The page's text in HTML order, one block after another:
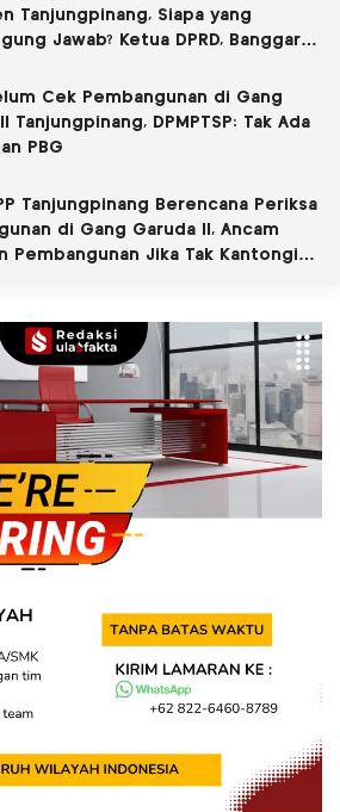
Tanjungpinang, Siapa yang
Jawab? Ketua DPRD, Banggar
DPRD?
Cek Pembangunan di Gang
Tanjungpinang, DPMPTSP: Tak Ada
PBG
Tanjungpinang Berencana Periksa
di Gang Garuda II, Ancam
Pembangunan Jika Tak Kantongi